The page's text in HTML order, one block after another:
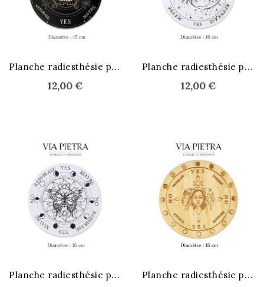
P
lanche radiesthésie pendule
12,00 €
P
lanche radiesthésie pendule
12,00 €
P
lanche radiesthésie pendule P
lanche radiesthésie pendule